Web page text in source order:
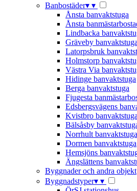
Banbostäder▾ ▾
Ånsta banvaktstuga
Ånsta
Lindbacka
Gräveby banvaktstuga
Latorpsbruk
Holmstorp
Västra Via
Hidinge banvaktstuga
Berga banvaktstuga
Fjugesta
Edsbergsvägens
Kvistbro banvaktstuga
Bälsåsby
Norrhult banvaktstuga
Dormen banvaktstuga
Hemsjöns
Ängslättens
Byggnader och andra objekt
Byggnadstyper▾ ▾